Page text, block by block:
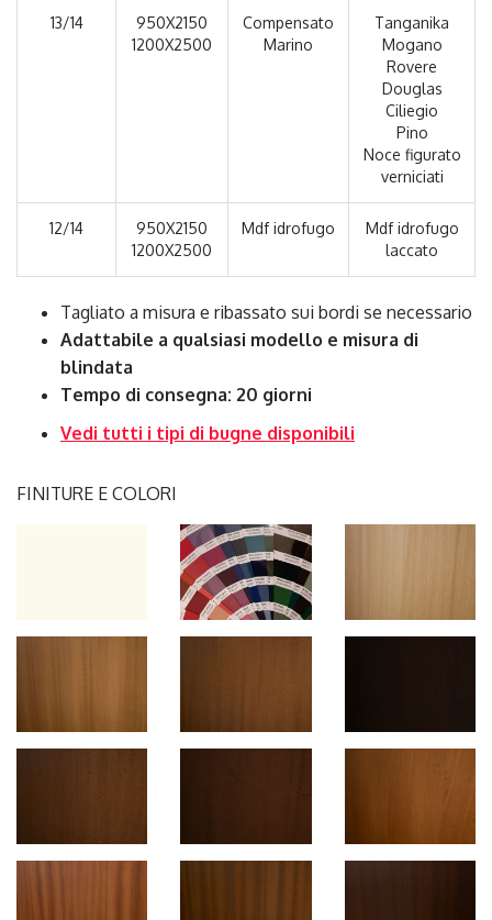
13/14
950X2150
1200X2500
Compensato
Marino
Tanganika
Mogano
Rovere
Douglas
Ciliegio
Pino
Noce figurato
verniciati
12/14
950X2150
1200X2500
Mdf idrofugo
Mdf idrofugo
laccato
Tagliato a misura e ribassato sui bordi se necessario
Adattabile a qualsiasi modello e misura di
blindata
Tempo di consegna: 20 giorni
Vedi tutti i tipi di bugne disponibili
FINITURE E COLORI